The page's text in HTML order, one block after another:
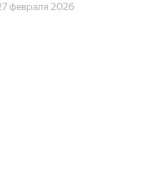
февраля 2026